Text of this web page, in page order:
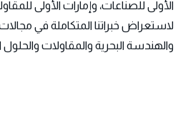
الأولى للصناعات، وإمارات الأولى
لاستعراض خبراتنا المتكاملة في
والهندسة البحرية والمقاولات والحلول